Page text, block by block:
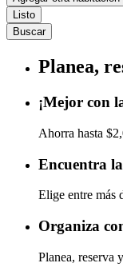
Listo
Buscar
Planea,
¡Mejor con
Ahorra hasta
Encuentra
Elige entre más
Organiza
Planea, reserva